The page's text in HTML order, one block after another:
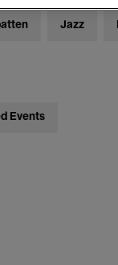
Jazz
Events